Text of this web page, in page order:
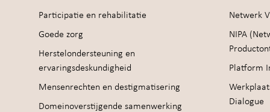
Participatie en rehabilitatie
Goede zorg
Herstelondersteuning en
ervaringsdeskundigheid
Mensenrechten en destigmatisering
Domeinoverstijgende samenwerking
Netwerk
NIPA
Platform
Dialogue